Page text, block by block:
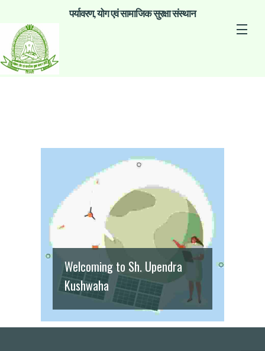
पर्यावरण, योग एवं सामाजिक सुरक्षा संस्थान
Welcoming to Sh. Upendra
Kushwaha